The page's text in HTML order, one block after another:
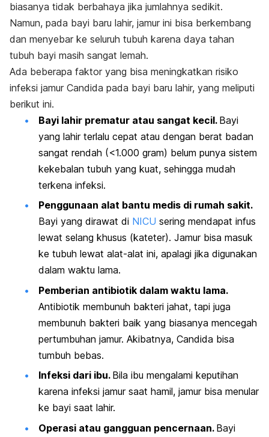
biasanya tidak berbahaya jika jumlahnya sedikit.
Namun, pada bayi baru lahir, jamur ini bisa berkembang
dan menyebar ke seluruh tubuh karena daya tahan
tubuh bayi masih sangat lemah.
Ada beberapa faktor yang bisa meningkatkan risiko
infeksi jamur Candida pada bayi baru lahir, yang meliputi
berikut ini.
Bayi lahir prematur atau sangat kecil. Bayi
yang lahir terlalu cepat atau dengan berat badan
sangat rendah (<1.000 gram) belum punya sistem
kekebalan tubuh yang kuat, sehingga mudah
terkena infeksi.
Penggunaan alat bantu medis di rumah sakit.
Bayi yang dirawat di NICU sering mendapat infus
lewat selang khusus (kateter). Jamur bisa masuk
ke tubuh lewat alat-alat ini, apalagi jika digunakan
dalam waktu lama.
Pemberian antibiotik dalam waktu lama.
Antibiotik membunuh bakteri jahat, tapi juga
membunuh bakteri baik yang biasanya mencegah
pertumbuhan jamur. Akibatnya, Candida bisa
tumbuh bebas.
Infeksi dari ibu. Bila ibu mengalami keputihan
karena infeksi jamur saat hamil, jamur bisa menular
ke bayi saat lahir.
Operasi atau gangguan pencernaan. Bayi